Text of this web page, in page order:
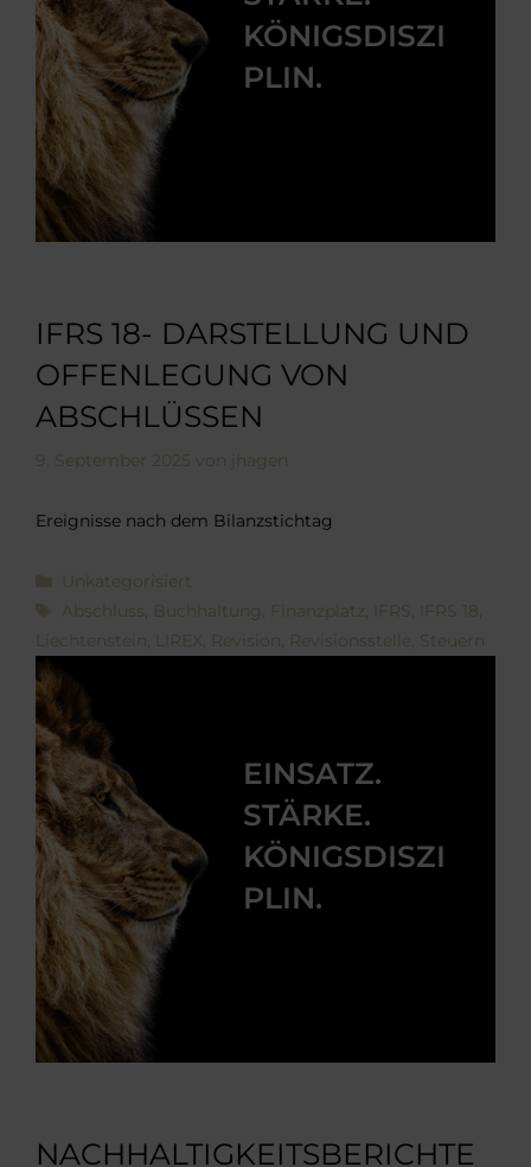
KÖNIGSDISZI
PLIN.
IFRS 18- DARSTELLUNG UND
OFFENLEGUNG VON
ABSCHLÜSSEN
9. September 2025 von jhagen
Ereignisse nach dem Bilanzstichtag
Kategorien
Unkategorisiert
Schlagwörter
Abschluss , Buchhaltung, Finanzplatz, IFRS, IFRS 18,
Liechtenstein, LIREX, Revision, Revisionsstelle, Steuern
EINSATZ.
STÄRKE.
KÖNIGSDISZI
PLIN.
NACHHALTIGKEITSBERICHTE